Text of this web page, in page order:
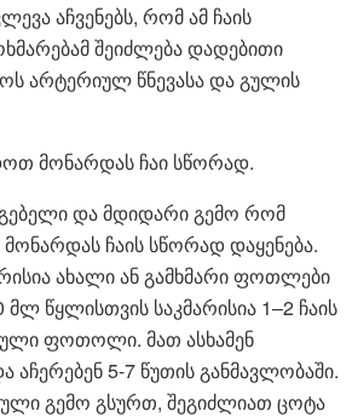
აჩვენებს, რომ ამ ჩაის
შეიძლება დადებითი
არტერიულ წნევასა და გულის
მონარდას ჩაი სწორად.
და მდიდარი გემო რომ
ჩაის სწორად დაყენება.
ახალი ან გამხმარი ფოთლები
მლ წყლისთვის საკმარისია 1–2 ჩაის
ფოთოლი. მათ ასხამენ
5-7 წუთის განმავლობაში.
გემო გსურთ, შეგიძლიათ ცოტა